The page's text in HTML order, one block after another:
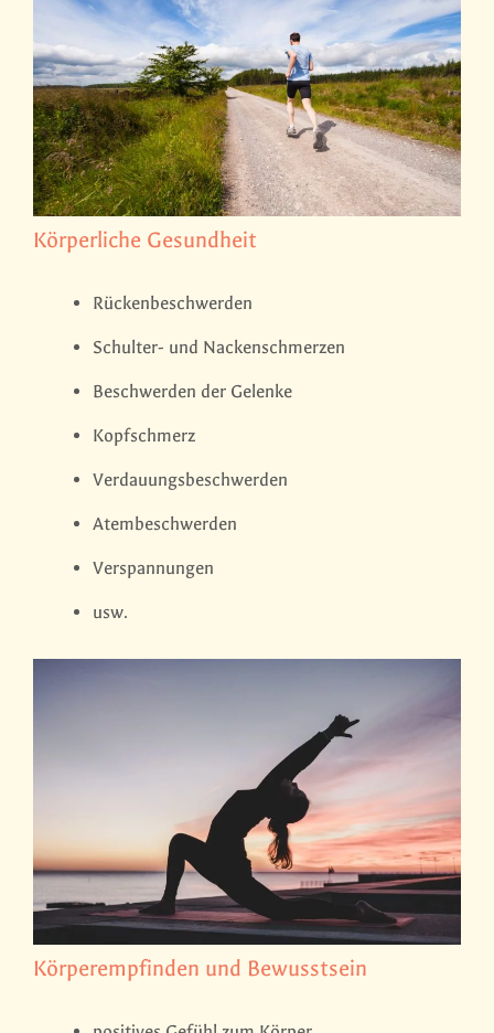
Körperliche Gesundheit
Rückenbeschwerden
Schulter- und Nackenschmerzen
Beschwerden der Gelenke
Kopfschmerz
Verdauungsbeschwerden
Atembeschwerden
Verspannungen
usw.
Körperempfinden und Bewusstsein